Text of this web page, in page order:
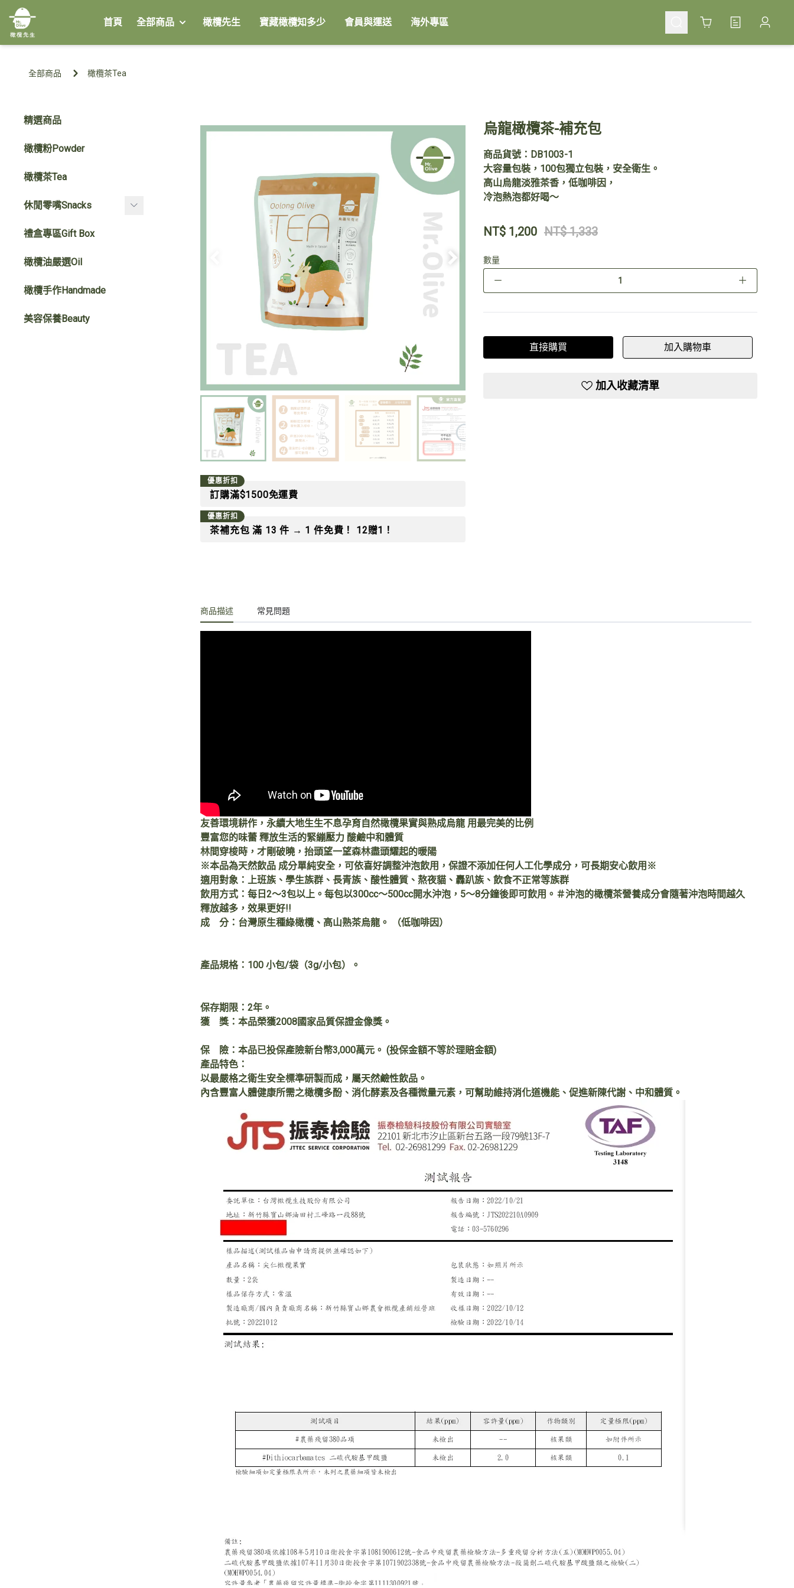
首頁 全部商品 橄欖先生 寶藏橄欖知多少 會員與運送 海外專區 Cart
全部商品 橄欖茶Tea
精選商品
橄欖粉Powder
橄欖茶Tea
休閒零嘴Snacks
橄欖糖Sugar
大罐蜜餞
禮盒專區Gift Box
橄欖油嚴選Oil
橄欖手作Handmade
美容保養Beauty
優惠折扣
訂購滿$1500免運費
優惠折扣
茶補充包 滿 13 件 → 1 件免費！ 12贈1！
烏龍橄欖茶-補充包
商品貨號：DB1003-1
大容量包裝，100包獨立包裝，安全衛生。
高山烏龍淡雅茶香，低咖啡因，
冷泡熱泡都好喝～
NT$1,200 NT$ 1,333
數量
－ ＋
直接購買 加入購物車
加入收藏清單
商品描述 常見問題
友善環境耕作，永續大地生生不息孕育自然橄欖果實與熟成烏龍 用最完美的比例
豐富您的味蕾 釋放生活的緊繃壓力 酸鹼中和體質
林間穿梭時，才剛破曉，抬頭望一望森林盡頭耀起的暖陽
※本品為天然飲品 成分單純安全，可依喜好調整沖泡飲用，保證不添加任何人工化學成分，可長期安心飲用※
適用對象：上班族、學生族群、長青族、酸性體質、熬夜貓、轟趴族、飲食不正常等族群
飲用方式：每日2～3包以上。每包以300cc～500cc開水沖泡，5～8分鐘後即可飲用。＃沖泡的橄欖茶營養成分會隨著沖泡時間越久
釋放越多，效果更好!!
成 分：台灣原生種綠橄欖、高山熟茶烏龍。 （低咖啡因）
產品規格：100 小包/袋（3g/小包）。
保存期限：2年。
獲 獎：本品榮獲2008國家品質保證金像獎。
保 險：本品已投保產險新台幣3,000萬元。 (投保金額不等於理賠金額)
產品特色：
以最嚴格之衛生安全標準研製而成，屬天然鹼性飲品。
內含豐富人體健康所需之橄欖多酚、消化酵素及各種微量元素，可幫助維持消化道機能、促進新陳代謝、中和體質。